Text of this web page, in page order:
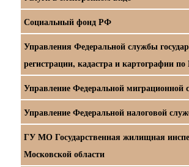
Социальный фонд РФ
Управления Федеральной службы
регистрации, кадастра и картографии
Управление Федеральной миграционной
Управление Федеральной налоговой
ГУ МО Государственная жилищная
Московской области